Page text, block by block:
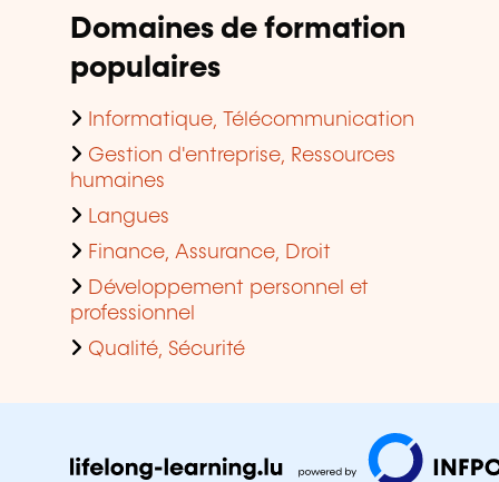
Domaines de formation
populaires
Informatique, Télécommunication
Gestion d'entreprise, Ressources
humaines
Langues
Finance, Assurance, Droit
Développement personnel et
professionnel
Qualité, Sécurité